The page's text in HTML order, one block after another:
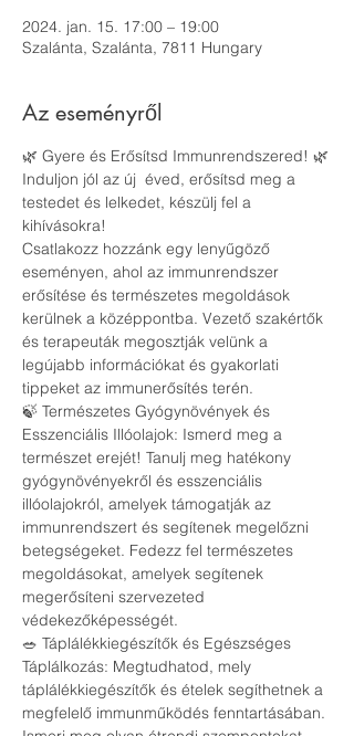
2024. jan. 15. 17:00 – 19:00
Szalánta, Szalánta, 7811 Hungary
Az eseményről
🌿 Gyere és Erősítsd Immunrendszered! 🌿
Induljon jól az új  éved, erősítsd meg a
testedet és lelkedet, készülj fel a
kihívásokra!
Csatlakozz hozzánk egy lenyűgöző
eseményen, ahol az immunrendszer
erősítése és természetes megoldások
kerülnek a középpontba. Vezető szakértők
és terapeuták megosztják velünk a
legújabb információkat és gyakorlati
tippeket az immunerősítés terén.
🍃 Természetes Gyógynövények és
Esszenciális Illóolajok: Ismerd meg a
természet erejét! Tanulj meg hatékony
gyógynövényekről és esszenciális
illóolajokról, amelyek támogatják az
immunrendszert és segítenek megelőzni
betegségeket. Fedezz fel természetes
megoldásokat, amelyek segítenek
megerősíteni szervezeted
védekezőképességét.
🥗 Táplálékkiegészítők és Egészséges
Táplálkozás: Megtudhatod, mely
táplálékkiegészítők és ételek segíthetnek a
megfelelő immunműködés fenntartásában.